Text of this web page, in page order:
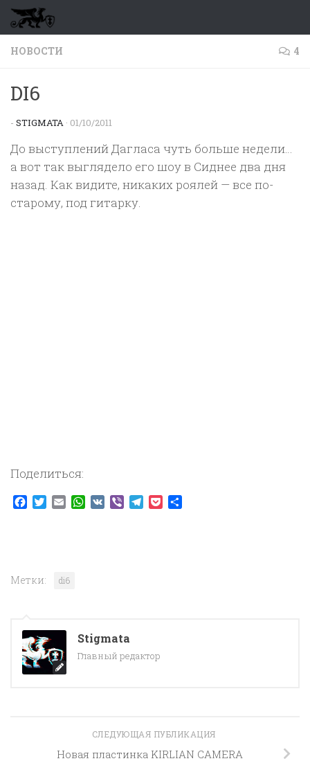
Перейти к содержимому
НОВОСТИ 4
DI6
- STIGMATA · 01/10/2011
До выступлений Дагласа чуть больше недели…
а вот так выглядело его шоу в Сиднее два дня
назад. Как видите, никаких роялей — все по-
старому, под гитарку.
Поделиться:
Facebook
TwitterEmailWhatsApp
VK ViberTelegram
Pocket
Метки: di6
Stigmata
Главный редактор
СЛЕДУЮЩАЯ ПУБЛИКАЦИЯ
Новая пластинка KIRLIAN CAMERA